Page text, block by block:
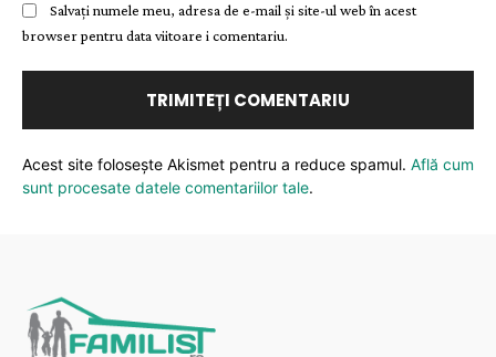
Salvați numele meu, adresa de e-mail și site-ul web în acest
browser pentru data viitoare i comentariu.
Acest site folosește Akismet pentru a reduce spamul. Află cum
sunt procesate datele comentariilor tale.